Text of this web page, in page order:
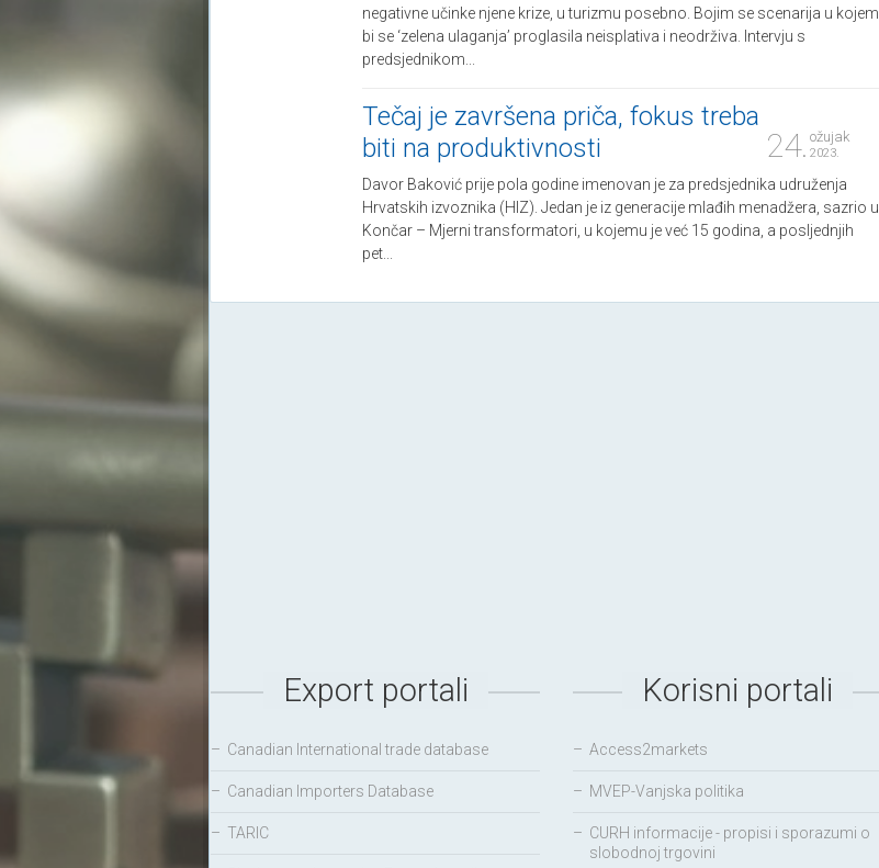
negativne učinke njene krize, u turizmu posebno. Bojim se scenarija u kojem
bi se ‘zelena ulaganja’ proglasila neisplativa i neodrživa. Intervju s
predsjednikom...
24. ožujak
2023.
Tečaj je završena priča, fokus treba
biti na produktivnosti
Davor Baković prije pola godine imenovan je za predsjednika udruženja
Hrvatskih izvoznika (HIZ). Jedan je iz generacije mlađih menadžera, sazrio u
Končar – Mjerni transformatori, u kojemu je već 15 godina, a posljednjih
pet...
Export portali
– Canadian International trade database
– Canadian Importers Database
– TARIC
Korisni portali
– Access2markets
– MVEP-Vanjska politika
– CURH informacije - propisi i sporazumi o
slobodnoj trgovini